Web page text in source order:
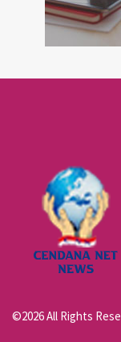
©2026 All Rights